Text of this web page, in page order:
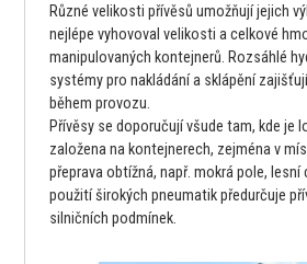
Různé velikosti přívěsů umožňují jejich
nejlépe vyhovoval velikosti a celkové
manipulovaných kontejnerů. Rozsáhlé
systémy pro nakládání a sklápění
během provozu.
Přívěsy se doporučují všude tam, kde je
založena na kontejnerech, zejména v
přeprava obtížná, např. mokrá pole,
použití širokých pneumatik předurčuje
silničních podmínek.